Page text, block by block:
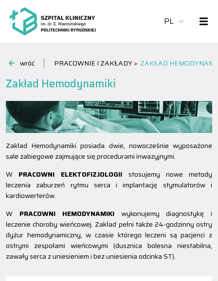
PL
wróć PRACOWNIE I ZAKŁADY > ZAKŁAD
Zakład Hemodynamiki
Zakład Hemodynamiki posiada dwie, nowocześnie wyposażone
sale zabiegowe zajmujące się procedurami inwazyjnymi.
W PRACOWNI ELEKTOFIZJOLOGII stosujemy nowe metody
leczenia zaburzeń rytmu serca i implantację stymulatorów i
kardiowerterów.
W PRACOWNI HEMODYNAMIKI wykonujemy diagnostykę i
leczenie choroby wieńcowej. Zakład pełni także 24-godzinny ostry
dyżur hemodynamiczny, w czasie którego leczeni są pacjenci z
ostrymi zespołami wieńcowymi (dusznica bolesna niestabilna,
zawały serca z uniesieniem i bez uniesienia odcinka ST).